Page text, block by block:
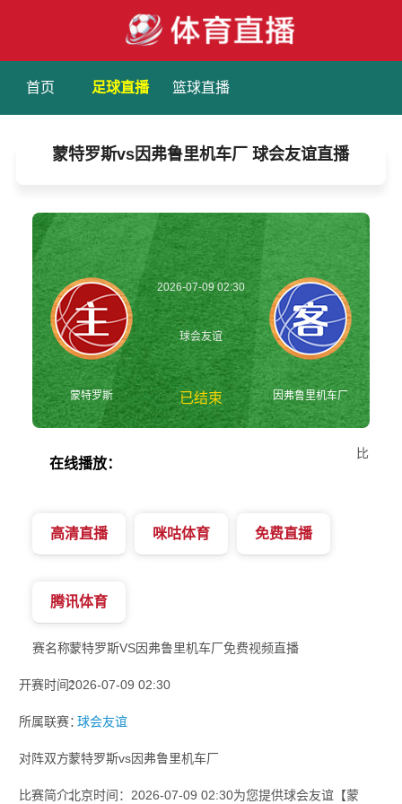
首页 足球直播 篮球直播
蒙特罗斯vs因弗鲁里机车厂 球会友谊直播
蒙特罗斯
2026-07-09 02:30
球会友谊
已结束 因弗鲁里机车厂
在线播放：
高清直播 咪咕体育 免费直播
腾讯体育
比
赛名称：蒙特罗斯VS因弗鲁里机车厂免费视频直播
开赛时间：2026-07-09 02:30
所属联赛：球会友谊
对阵双方：蒙特罗斯vs因弗鲁里机车厂
比赛简介：北京时间：2026-07-09 02:30为您提供球会友谊【蒙